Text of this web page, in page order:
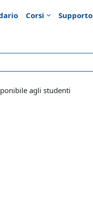
Corsi Supporto
agli studenti